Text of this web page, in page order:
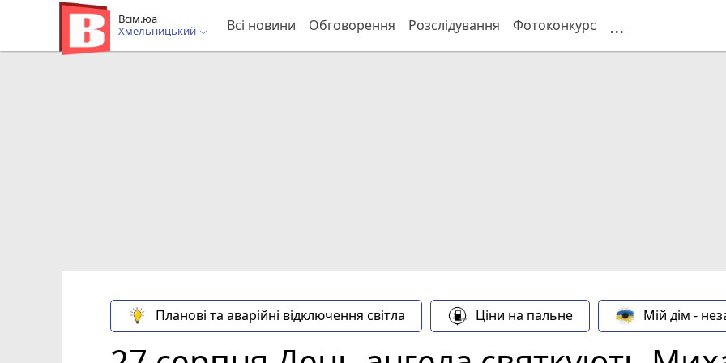
Всім.юа
Хмельницький
Всі новини Обговорення Розслідування Фотоконкурс ...
Планові та аварійні відключення світла Ціни на пальне Мій дім -